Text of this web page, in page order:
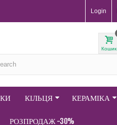
Login
Кошик
КІЛЬЦЯ КЕРАМІКА
РОЗПРОДАЖ -30%